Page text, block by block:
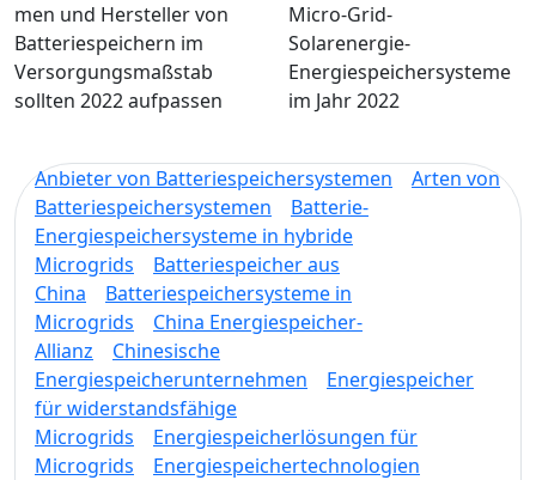
men und Hersteller von
Batteriespeichern im
Versorgungsmaßstab
sollten 2022 aufpassen
Micro-Grid-
Solarenergie-
Energiespeichersysteme
im Jahr 2022
Anbieter von Batteriespeichersystemen
Arten von
Batteriespeichersystemen
Batterie-
Energiespeichersysteme in hybride
Microgrids
Batteriespeicher aus
China
Batteriespeichersysteme in
Microgrids
China Energiespeicher-
Allianz
Chinesische
Energiespeicherunternehmen
Energiespeicher
für widerstandsfähige
Microgrids
Energiespeicherlösungen für
Microgrids
Energiespeichertechnologien